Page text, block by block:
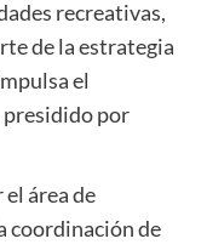
recreativas,
de la estrategia
el
por
área de
coordinación de